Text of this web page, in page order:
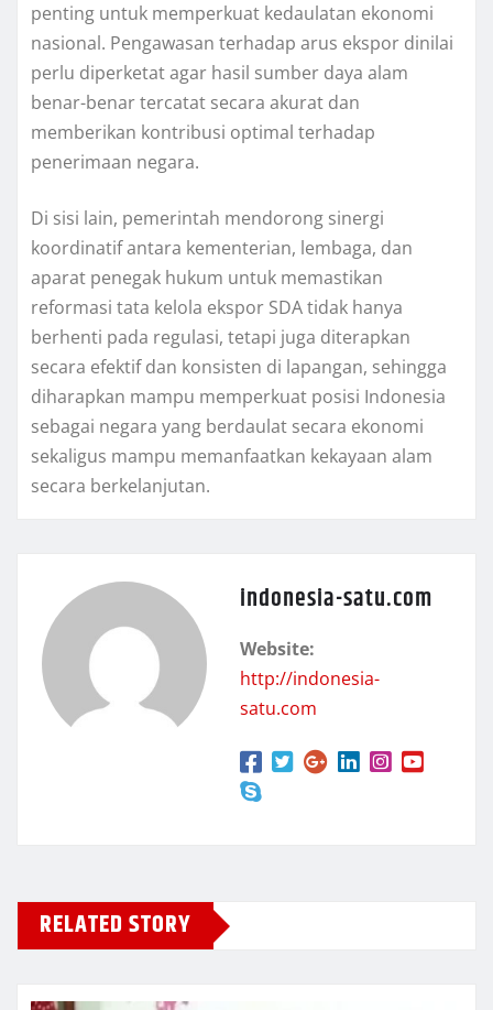
penting untuk memperkuat kedaulatan ekonomi
nasional. Pengawasan terhadap arus ekspor dinilai
perlu diperketat agar hasil sumber daya alam
benar-benar tercatat secara akurat dan
memberikan kontribusi optimal terhadap
penerimaan negara.
Di sisi lain, pemerintah mendorong sinergi
koordinatif antara kementerian, lembaga, dan
aparat penegak hukum untuk memastikan
reformasi tata kelola ekspor SDA tidak hanya
berhenti pada regulasi, tetapi juga diterapkan
secara efektif dan konsisten di lapangan, sehingga
diharapkan mampu memperkuat posisi Indonesia
sebagai negara yang berdaulat secara ekonomi
sekaligus mampu memanfaatkan kekayaan alam
secara berkelanjutan.
indonesia-satu.com
Website:
http://indonesia-
satu.com
RELATED STORY